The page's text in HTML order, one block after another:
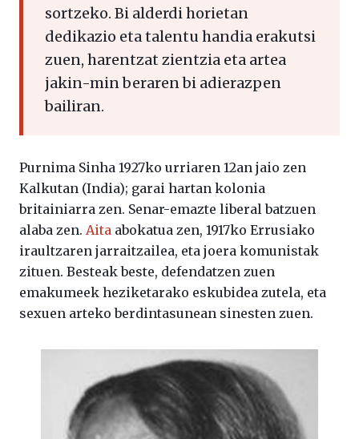
sortzeko. Bi alderdi horietan
dedikazio eta talentu handia erakutsi
zuen, harentzat zientzia eta artea
jakin-min beraren bi adierazpen
bailiran.
Purnima Sinha 1927ko urriaren 12an jaio zen
Kalkutan (India); garai hartan kolonia
britainiarra zen. Senar-emazte liberal batzuen
alaba zen. Aita abokatua zen, 1917ko Errusiako
iraultzaren jarraitzailea, eta joera komunistak
zituen. Besteak beste, defendatzen zuen
emakumeek heziketarako eskubidea zutela, eta
sexuen arteko berdintasunean sinesten zuen.